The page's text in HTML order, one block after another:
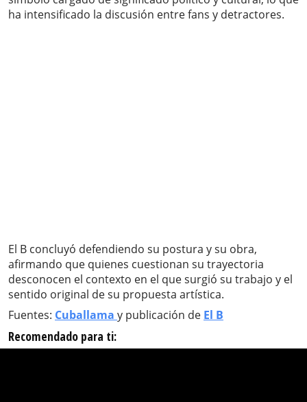
ha intensificado la discusión entre fans y detractores.
El B concluyó defendiendo su postura y su obra,
afirmando que quienes cuestionan su trayectoria
desconocen el contexto en el que surgió su trabajo y el
sentido original de su propuesta artística.
Fuentes: Cuballama y publicación de El B
Recomendado para ti: